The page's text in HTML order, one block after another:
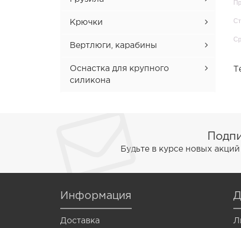
Sherif
Spartak
Stick
Svarog
Vermis
Wagner
Глиттер (блёстка)
Пигмент (краска)
Вольфрам
Свинец
Крючки
Джиг-головки
Крючки для микроджига
Вертлюги, карабины
Вертлюг с карабином
Оснастка для крупного
силикона
Будьте в курсе новых
Информация
Доставка